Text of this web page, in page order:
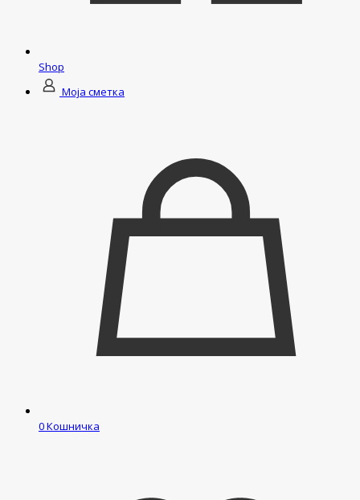
Shop
Моја сметка
0Кошничка